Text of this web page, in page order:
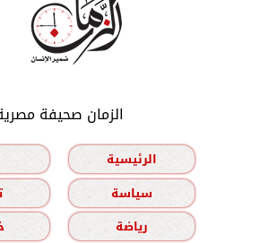
الزمان صحيفة
الرئيسية
سياسة
رياضة